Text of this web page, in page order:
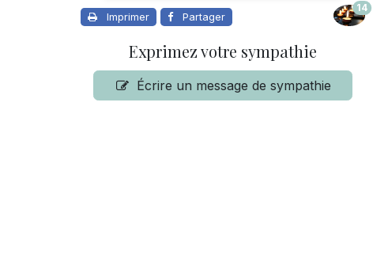
Imprimer Partager
14
Exprimez votre sympathie
Écrire un message de sympathie